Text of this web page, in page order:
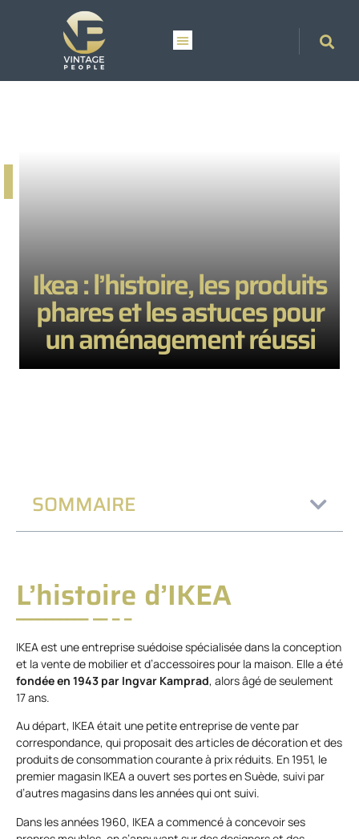
Ikea : l’histoire, les produits
phares et les astuces pour
un aménagement réussi
SOMMAIRE
L’histoire d’IKEA
IKEA est une entreprise suédoise spécialisée dans la conception
et la vente de mobilier et d’accessoires pour la maison. Elle a été
fondée en 1943 par Ingvar Kamprad, alors âgé de seulement
17 ans.
Au départ, IKEA était une petite entreprise de vente par
correspondance, qui proposait des articles de décoration et des
produits de consommation courante à prix réduits. En 1951, le
premier magasin IKEA a ouvert ses portes en Suède, suivi par
d’autres magasins dans les années qui ont suivi.
Dans les années 1960, IKEA a commencé à concevoir ses